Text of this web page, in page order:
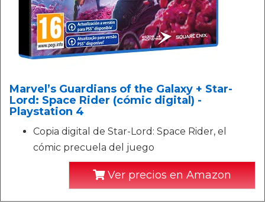
Marvel’s Guardians of the Galaxy + Star-
Lord: Space Rider (cómic digital) -
Playstation 4
Copia digital de Star-Lord: Space Rider, el
cómic precuela del juego
Ver precios en Amazon